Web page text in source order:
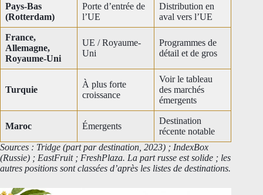
Pays-Bas
(Rotterdam)
Porte d’entrée de
l’UE
Distribution en
aval vers l’UE
France,
Allemagne,
Royaume-Uni
UE / Royaume-
Uni
Programmes de
détail et de gros
Turquie
À plus forte
croissance
Voir le tableau
des marchés
émergents
Maroc Émergents
Destination
récente notable
Sources : Tridge (part par destination, 2023) ; IndexBox
(Russie) ; EastFruit ; FreshPlaza. La part russe est solide ; les
autres positions sont classées d’après les listes de destinations.